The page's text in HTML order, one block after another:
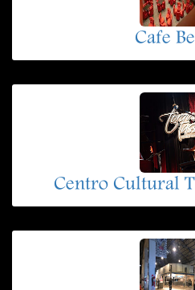
Cafe
Centro Cultural